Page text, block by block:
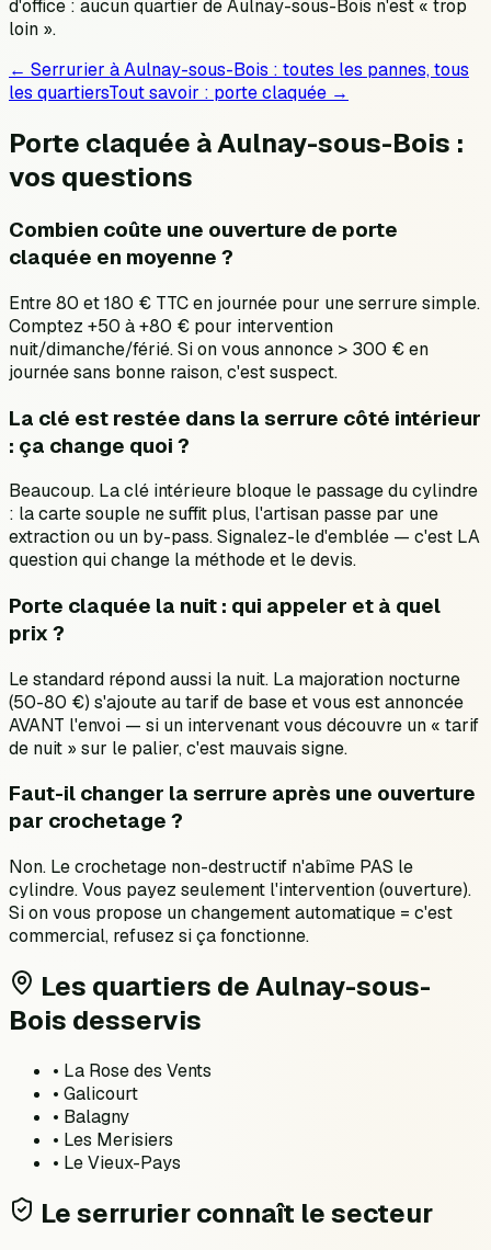
d'office : aucun quartier de Aulnay-sous-Bois n'est « trop
loin ».
← Serrurier àAulnay-sous-Bois : toutes les pannes, tous
les quartiersTout savoir : porte claquée →
Porte claquée à Aulnay-sous-Bois :
vos questions
Combien coûte une ouverture de porte
claquée en moyenne ?
Entre 80 et 180 € TTC en journée pour une serrure simple.
Comptez +50 à +80 € pour intervention
nuit/dimanche/férié. Si on vous annonce > 300 € en
journée sans bonne raison, c'est suspect.
La clé est restée dans la serrure côté intérieur
: ça change quoi ?
Beaucoup. La clé intérieure bloque le passage du cylindre
: la carte souple ne suffit plus, l'artisan passe par une
extraction ou un by-pass. Signalez-le d'emblée — c'est LA
question qui change la méthode et le devis.
Porte claquée la nuit : qui appeler et à quel
prix ?
Le standard répond aussi la nuit. La majoration nocturne
(50-80 €) s'ajoute au tarif de base et vous est annoncée
AVANT l'envoi — si un intervenant vous découvre un « tarif
de nuit » sur le palier, c'est mauvais signe.
Faut-il changer la serrure après une ouverture
par crochetage ?
Non. Le crochetage non-destructif n'abîme PAS le
cylindre. Vous payez seulement l'intervention (ouverture).
Si on vous propose un changement automatique = c'est
commercial, refusez si ça fonctionne.
Les quartiers deAulnay-sous-
Bois desservis
• La Rose des Vents
• Galicourt
• Balagny
• Les Merisiers
• Le Vieux-Pays
Le serrurier connaît le secteur